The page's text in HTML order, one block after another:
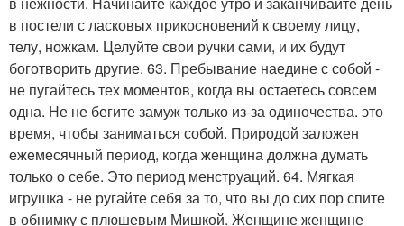
в постели с ласковых прикосновений к своему лицу,
телу, ножкам. Целуйте свои ручки сами, и их будут
боготворить другие. 63. Пребывание наедине с собой -
не пугайтесь тех моментов, когда вы остаетесь совсем
одна. Не не бегите замуж только из-за одиночества. это
время, чтобы заниматься собой. Природой заложен
ежемесячный период, когда женщина должна думать
только о себе. Это период менструаций. 64. Мягкая
игрушка - не ругайте себя за то, что вы до сих пор спите
в обнимку с плюшевым Мишкой. Женщине женщине